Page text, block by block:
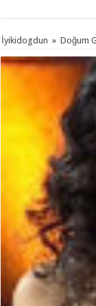
İyikidogdun » Doğum